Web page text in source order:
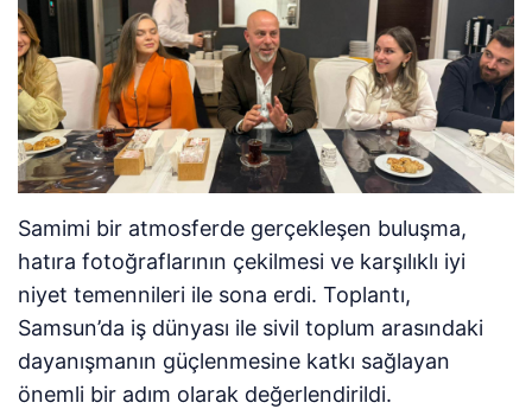
Samimi bir atmosferde gerçekleşen buluşma,
hatıra fotoğraflarının çekilmesi ve karşılıklı iyi
niyet temennileri ile sona erdi. Toplantı,
Samsun’da iş dünyası ile sivil toplum arasındaki
dayanışmanın güçlenmesine katkı sağlayan
önemli bir adım olarak değerlendirildi.